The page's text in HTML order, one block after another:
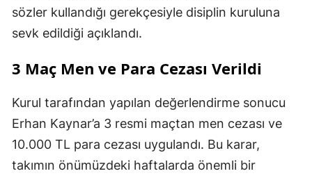
sözler kullandığı gerekçesiyle disiplin kuruluna
sevk edildiği açıklandı.
3 Maç Men ve Para Cezası Verildi
Kurul tarafından yapılan değerlendirme sonucu
Erhan Kaynar’a 3 resmi maçtan men cezası ve
10.000 TL para cezası uygulandı. Bu karar,
takımın önümüzdeki haftalarda önemli bir